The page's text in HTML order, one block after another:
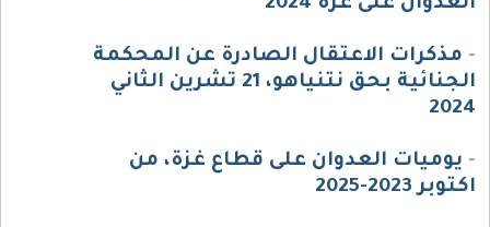
العدوان على غزة 2024
- مذكرات الاعتقال الصادرة عن المحكمة
الجنائية بحق نتنياهو، 21 تشرين الثاني
2024
- يوميات العدوان على قطاع غزة، من
اكتوبر 2023-2025